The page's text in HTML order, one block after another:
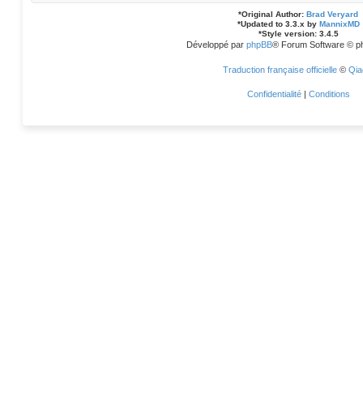
*Original Author: Brad Veryard
*Updated to 3.3.x by MannixMD
*Style version: 3.4.5
Développé par phpBB® Forum Software ©
Traduction française officielle©
Confidentialité | Conditions